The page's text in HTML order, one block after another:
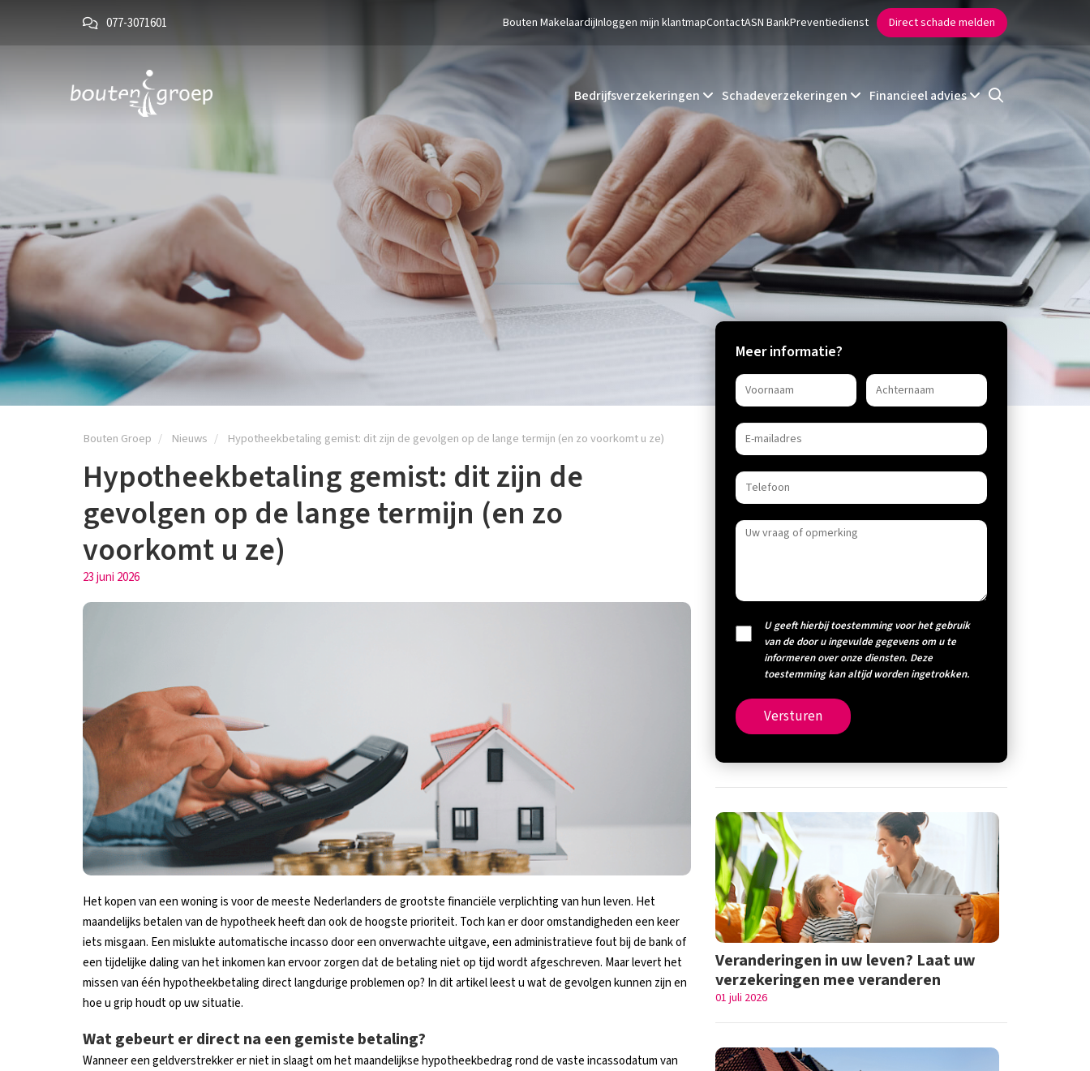
077-3071601 Bouten MakelaardijInloggen mijn klantmapContactASN BankPreventiedienst Direct schade melden
Bedrijfsverzekeringen Schadeverzekeringen Financieel advies
Bouten Groep Nieuws Hypotheekbetaling gemist: dit zijn de gevolgen op de lange termijn (en zo voorkomt u ze)
Hypotheekbetaling gemist: dit zijn de
gevolgen op de lange termijn (en zo
voorkomt u ze)
23 juni 2026
Het kopen van een woning is voor de meeste Nederlanders de grootste financiële verplichting van hun leven. Het
maandelijks betalen van de hypotheek heeft dan ook de hoogste prioriteit. Toch kan er door omstandigheden een keer
iets misgaan. Een mislukte automatische incasso door een onverwachte uitgave, een administratieve fout bij de bank of
een tijdelijke daling van het inkomen kan ervoor zorgen dat de betaling niet op tijd wordt afgeschreven. Maar levert het
missen van één hypotheekbetaling direct langdurige problemen op? In dit artikel leest u wat de gevolgen kunnen zijn en
hoe u grip houdt op uw situatie.
Wat gebeurt er direct na een gemiste betaling?
Wanneer een geldverstrekker er niet in slaagt om het maandelijkse hypotheekbedrag rond de vaste incassodatum van
Meer informatie?
U geeft hierbij toestemming voor het gebruik
van de door u ingevulde gegevens om u te
informeren over onze diensten. Deze
toestemming kan altijd worden ingetrokken.
Versturen
Veranderingen in uw leven? Laat uw
verzekeringen mee veranderen
01 juli 2026